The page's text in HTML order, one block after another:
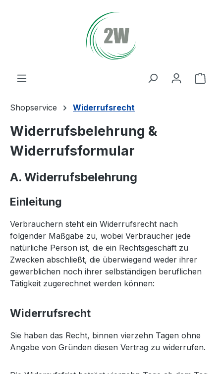
Shopservice Widerrufsrecht
Widerrufsbelehrung &
Widerrufsformular
A. Widerrufsbelehrung
Einleitung
Verbrauchern steht ein Widerrufsrecht nach
folgender Maßgabe zu, wobei Verbraucher jede
natürliche Person ist, die ein Rechtsgeschäft zu
Zwecken abschließt, die überwiegend weder ihrer
gewerblichen noch ihrer selbständigen beruflichen
Tätigkeit zugerechnet werden können:
Widerrufsrecht
Sie haben das Recht, binnen vierzehn Tagen ohne
Angabe von Gründen diesen Vertrag zu widerrufen.